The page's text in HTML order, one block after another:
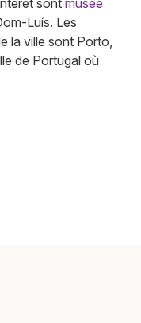
sont musée
Luís. Les
la ville sont Porto,
de Portugal où